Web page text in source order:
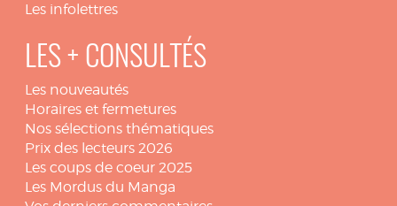
Les infolettres
LES + CONSULTÉS
Les nouveautés
Horaires et fermetures
Nos sélections thématiques
Prix des lecteurs 2026
Les coups de coeur 2025
Les Mordus du Manga